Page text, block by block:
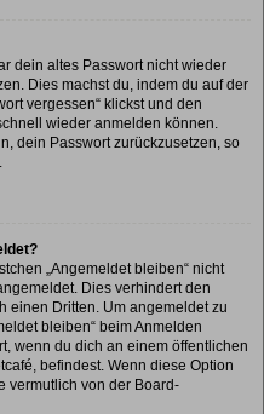
dein altes Passwort nicht wieder
Dies machst du, indem du auf der
vergessen“ klickst und den
wieder anmelden können.
dein Passwort zurückzusetzen, so
„Angemeldet bleiben“ nicht
Dies verhindert den
einen Dritten. Um angemeldet zu
bleiben“ beim Anmelden
wenn du dich an einem öffentlichen
befindest. Wenn diese Option
vermutlich von der Board-